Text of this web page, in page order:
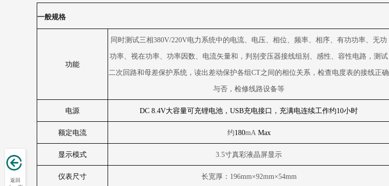
一般规格
功能
同时测试三相380V/220V电力系统中的电流、电压、相位、频率、相序、有功功率、无功
功率、视在功率、功率因数、电流矢量和，判别变压器接线组别、感性、容性电路，测试
二次回路和母差保护系统，读出差动保护各组 CT之间的相位关系，检查电度表的接线正确
与否，检修线路设备等
电源 DC 8.4V大容量可充锂电池， USB充电接口，充满电连续工作约10小时
额定电流 约180mAMax
显示模式 3.5寸真彩液晶屏显示
仪表尺寸 长宽厚： 196mm×92mm×54mm
返回